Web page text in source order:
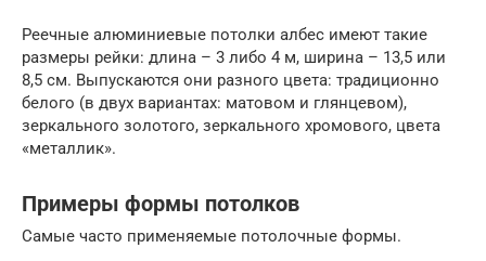
Реечные алюминиевые потолки албес имеют такие
размеры рейки: длина – 3 либо 4 м, ширина – 13,5 или
8,5 см. Выпускаются они разного цвета: традиционно
белого (в двух вариантах: матовом и глянцевом),
зеркального золотого, зеркального хромового, цвета
«металлик».
Примеры формы потолков
Самые часто применяемые потолочные формы.